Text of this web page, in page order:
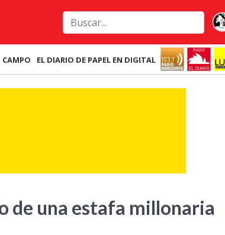
CAMPO EL DIARIO DE PAPEL EN DIGITAL
de una estafa millonaria